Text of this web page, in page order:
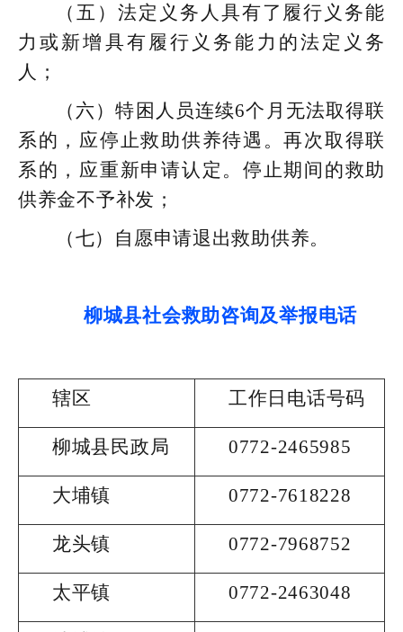
（五）法定义务人具有了履行义务能
力或新增具有履行义务能力的法定义务
人；
（六）特困人员连续6个月无法取得联
系的，应停止救助供养待遇。再次取得联
系的，应重新申请认定。停止期间的救助
供养金不予补发；
（七）自愿申请退出救助供养。
柳城县社会救助咨询及举报电话
辖区 工作日电话号码
柳城县民政局 0772-2465985
大埔镇 0772-7618228
龙头镇 0772-7968752
太平镇 0772-2463048